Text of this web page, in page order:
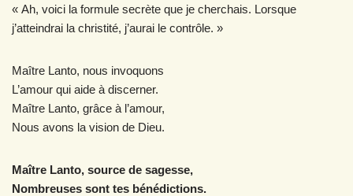
« Ah, voici la formule secrète que je cherchais. Lorsque
j’atteindrai la christité, j’aurai le contrôle. »
Maître Lanto, nous invoquons
L’amour qui aide à discerner.
Maître Lanto, grâce à l’amour,
Nous avons la vision de Dieu.
Maître Lanto, source de sagesse,
Nombreuses sont tes bénédictions.